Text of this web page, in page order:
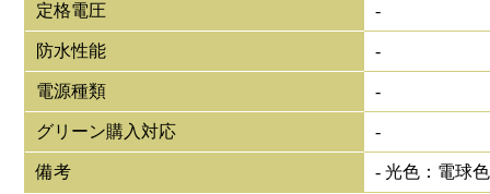
定格電圧 -
防水性能 -
電源種類 -
グリーン購入対応 -
備考 - 光色：電球色